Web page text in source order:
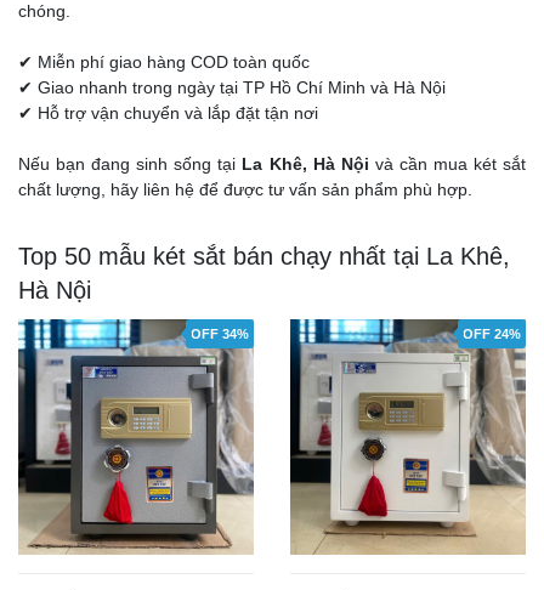
chóng.
✔ Miễn phí giao hàng COD toàn quốc
✔ Giao nhanh trong ngày tại TP Hồ Chí Minh và Hà Nội
✔ Hỗ trợ vận chuyển và lắp đặt tận nơi
Nếu bạn đang sinh sống tại La Khê, Hà Nội và cần mua két sắt
chất lượng, hãy liên hệ để được tư vấn sản phẩm phù hợp.
Top 50 mẫu két sắt bán chạy nhất tại La Khê,
Hà Nội
OFF 34% OFF 24%